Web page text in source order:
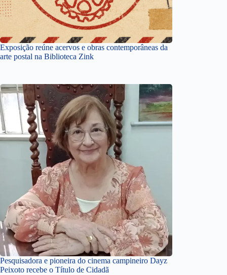
Exposição reúne acervos e obras contemporâneas da
arte postal na Biblioteca Zink
Pesquisadora e pioneira do cinema campineiro Dayz
Peixoto recebe o Título de Cidadã